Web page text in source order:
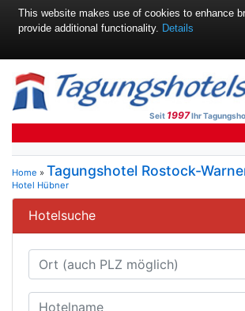
Seit 1997Ihr
Home » Tagungshotel Rostock-
Hotel Hübner
Hotelsuche
This website makes use of cookies to enhance
provide additional functionality. Details